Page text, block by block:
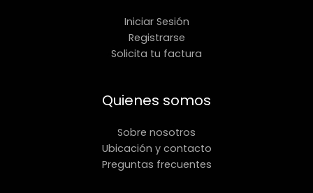
Iniciar Sesión
Registrarse
Solicita tu factura
Quienes somos
Sobre nosotros
Ubicación y contacto
Preguntas frecuentes